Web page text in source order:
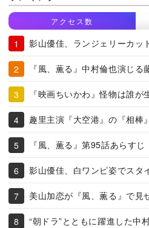
アクセス数
影山優佳、ランジェリーカッ
『風、薫る』中村倫也演じる
『映画ちいかわ』怪物は誰
趣里主演『大空港』の『相棒
『風、薫る』第95話あらすじ
影山優佳、白ワンピ姿でスタ
美山加恋が『風、薫る』で見
“朝ドラ”とともに躍進した中